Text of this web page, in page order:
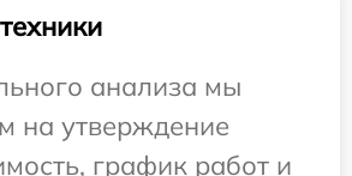
анализа мы
на утверждение
график работ и